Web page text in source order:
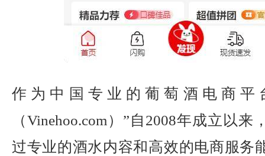
作为中国专业的葡萄酒电商平
（Vinehoo.com）”自2008年成立以来
过专业的酒水内容和高效的电商服务